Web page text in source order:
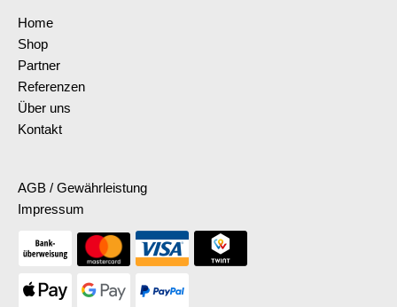
Home
Shop
Partner
Referenzen
Über uns
Kontakt
AGB / Gewährleistung
Impressum